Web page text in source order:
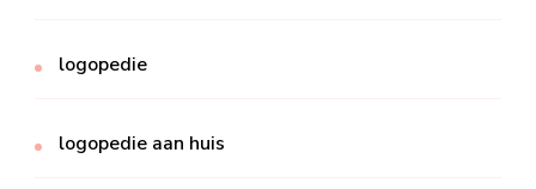
logopedie
logopedie aan huis